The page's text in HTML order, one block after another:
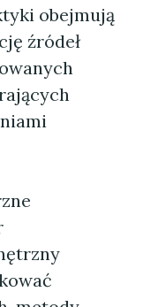
obejmują
źródeł